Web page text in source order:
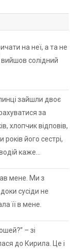
на неї, а та не
вийшов солідний
зайшли двоє
за
хлопчик відповів,
його сестрі,
каже…
мене. Ми з
сусіди не
її в мене.
– зі
до Кирила. Це і